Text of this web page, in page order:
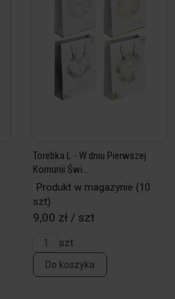
Torebka L - W dniu Pierwszej
Komunii Świ...
Produkt w magazynie (10
szt)
9,00 zł / szt
szt
Do koszyka